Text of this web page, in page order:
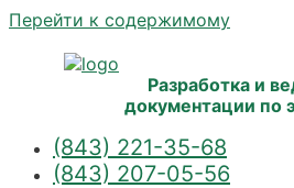
Перейти к содержимому
Разработка и
документации по
(843) 221-35-68
(843) 207-05-56